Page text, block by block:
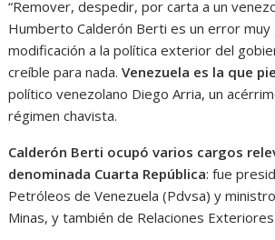
“Remover, despedir, por carta a un
Humberto Calderón Berti es un error muy
modificación a la política exterior del
creíble para nada. Venezuela es la que
político venezolano Diego Arria, un
régimen chavista.
Calderón Berti ocupó varios cargos
denominada Cuarta República: fue
Petróleos de Venezuela (Pdvsa) y
Minas, y también de Relaciones Exteriores.